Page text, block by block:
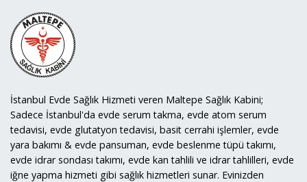
İstanbul Evde Sağlık Hizmeti veren Maltepe Sağlık Kabini;
Sadece İstanbul'da evde serum takma, evde atom serum
tedavisi, evde glutatyon tedavisi, basit cerrahi işlemler, evde
yara bakımı & evde pansuman, evde beslenme tüpü takımı,
evde idrar sondası takımı, evde kan tahlili ve idrar tahlilleri, evde
iğne yapma hizmeti gibi sağlık hizmetleri sunar. Evinizden